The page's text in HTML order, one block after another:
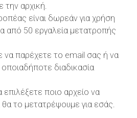
την αρχική.
είναι δωρεάν για χρήση
από 50 εργαλεία μετατροπής
να παρέχετε το email σας ή να
διαδικασία
ποιο αρχείο να
θα το μετατρέψουμε για εσάς.